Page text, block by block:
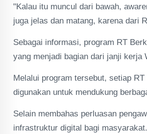
"Kalau itu muncul dari bawah,
juga jelas dan matang, karena dari
Sebagai informasi, program RT
yang menjadi bagian dari janji kerja
Melalui program tersebut, setiap
digunakan untuk mendukung
Selain membahas perluasan
infrastruktur digital bagi